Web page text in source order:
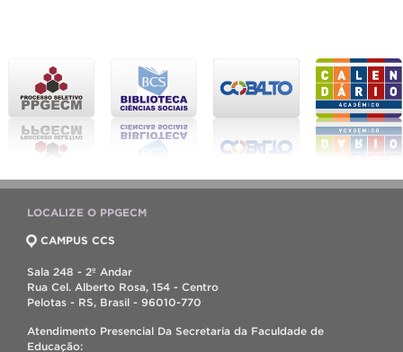
LOCALIZE O PPGECM
CAMPUS CCS
Sala 248 - 2º Andar
Rua Cel. Alberto Rosa, 154 - Centro
Pelotas - RS, Brasil - 96010-770
Atendimento Presencial Da Secretaria da Faculdade de
Educação: